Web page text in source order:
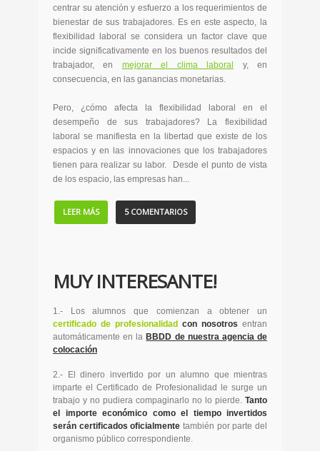
centrar su atención y esfuerzo a los requerimientos de
bienestar de sus trabajadores. Es en este aspecto, la
flexibilidad laboral se considera un factor clave que
incide significativamente en los buenos resultados del
trabajador, en mejorar el clima laboral
y, en
consecuencia, en las ganancias monetarias.
Pero, ¿cómo afecta la flexibilidad laboral en el
desempeño de sus trabajadores? La flexibilidad
laboral se manifiesta en la libertad que existe de los
espacios y en las innovaciones que los trabajadores
tienen para realizar su labor. Desde el punto de vista
de los espacio, las empresas han...
LEER MÁS 5 COMENTARIOS
MUY INTERESANTE!
1.- Los alumnos que comienzan a obtener un
certificado de profesionalidad con nosotros entran
automáticamente en la BBDD de nuestra agencia de
colocación
2.- El dinero invertido por un alumno que mientras
imparte el Certificado de Profesionalidad le surge un
trabajo y no pudiera compaginarlo no lo pierde. Tanto
el importe económico como el tiempo invertidos
serán certificados oficialmente también por parte del
organismo público correspondiente.